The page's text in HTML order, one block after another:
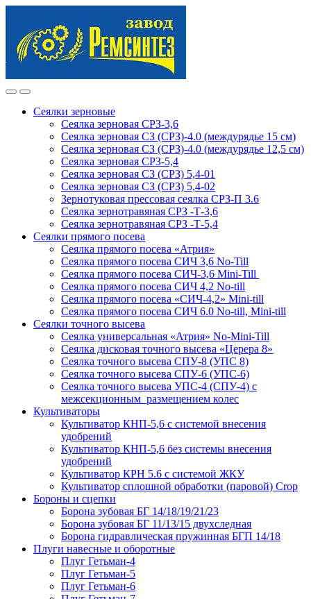
navigation
content
Сеялки зерновые
Сеялка зерновая СРЗ-3,6
Сеялка зерновая СЗ (СРЗ)-4.0 (междурядье 15 см)
Сеялка зерновая СЗ (СРЗ)-4.0 (междурядье 12,5 см)
Сеялка зерновая СРЗ-5,4
Сеялка зерновая СЗ (СРЗ) 5,4-01
Сеялка зерновая СЗ (СРЗ) 5,4-02
Зернотуковая прессовая сеялка СРЗ-П 3.6
Сеялка зернотравяная СРЗ -Т-3,6
Сеялка зернотравяная СРЗ -Т-5,4
Сеялки прямого посева
Сеялка прямого посева «Атрия»
Сеялка прямого посева СИЧ 3,6 No-Till
Сеялка прямого посева СИЧ-3,6 Mini-Till
Сеялка прямого посева СИЧ 4,2 No-till
Сеялка прямого посева «СИЧ-4,2» Mini-till
Сеялка прямого посева СИЧ 6.0 No-till, Mini-till
Сеялки точного высева
Сеялка универсальная «Атрия» No-Mini-Till
Сеялка дисковая точного высева «Церера 8»
Сеялка точного высева СПУ-8 (УПС 8)
Сеялка точного высева СПУ-6 (УПС-6)
Сеялка точного высева УПС-4 (СПУ-4) с
межсекционным размещением колес
Культиваторы
Культиватор КНП-5,6 с системой внесения
удобрений
Культиватор КНП-5,6 без системы внесения
удобрений
Культиватор КРН 5.6 с системой ЖКУ
Культиватор сплошной обработки (паровой) Crop
Бороны и сцепки
Борона зубовая БГ 14/18/19/21/23
Борона зубовая БГ 11/13/15 двухследная
Борона гидравлическая пружинная БГП 14/18
Плуги навесные и оборотные
Плуг Гетьман-4
Плуг Гетьман-5
Плуг Гетьман-6